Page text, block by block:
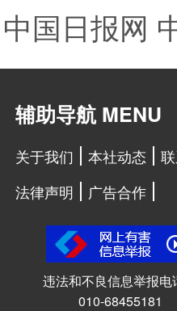
中国日报网
辅助导航 MENU
关于我们 本社动态
法律声明
广告合作
违法和不良信息举报电
010-68455181